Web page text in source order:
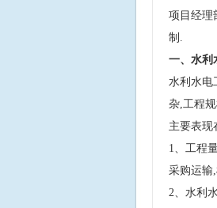
项目经理
制.
一、水利
水利水电
杂,工程
主要表现
1、工程
采购运输
2、水利